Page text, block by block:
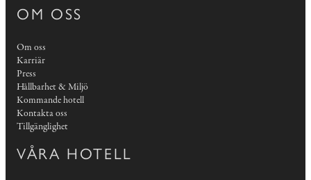
OM OSS
Om oss
Karriär
Press
Hållbarhet & Miljö
Kommande hotell
Kontakta oss
Tillgänglighet
VÅRA HOTELL